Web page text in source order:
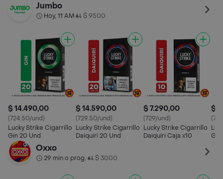
Jumbo
Hoy, 11 AM• $ 9500
$ 14.490,00
(724.50/und)
Lucky Strike Cigarrillo
Gin 20 Und
$ 14.590,00
(729.50/und)
Lucky Strike Cigarrillo
Daiquiri 20 Und
$ 7.290,00
(729/und)
Lucky Strike Cigarrillo
Daiquiri Caja x10
$
Gin
Oxxo
29 min o prog.• $ 3000